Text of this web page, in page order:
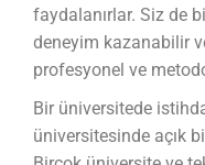
faydalanırlar. Siz de
deneyim kazanabilir
profesyonel ve
Bir üniversitede
üniversitesinde açık